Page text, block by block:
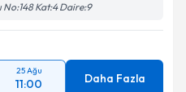
No:148 Kat:4 Daire:9
25 Ağu
11:00 Daha Fazla